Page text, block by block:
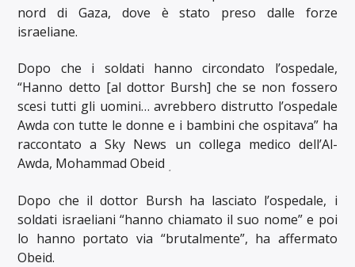
nord di Gaza, dove è stato preso dalle forze
israeliane.
Dopo che i soldati hanno circondato l’ospedale,
“Hanno detto [al dottor Bursh] che se non fossero
scesi tutti gli uomini… avrebbero distrutto l’ospedale
Awda con tutte le donne e i bambini che ospitava” ha
raccontato a Sky News un collega medico dell’Al-
Awda, Mohammad Obeid .
Dopo che il dottor Bursh ha lasciato l’ospedale, i
soldati israeliani “hanno chiamato il suo nome” e poi
lo hanno portato via “brutalmente”, ha affermato
Obeid.